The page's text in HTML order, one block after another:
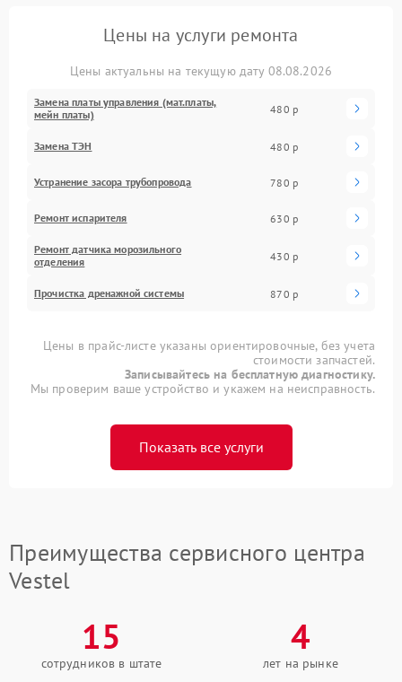
Цены на услуги ремонта
Цены актуальны на текущую дату 08.08.2026
Замена платы управления (мат.платы,
мейн платы)
480 р
Замена ТЭН 480 р
Устранение засора трубопровода 780 р
Ремонт испарителя 630 р
Ремонт датчика морозильного
отделения
430 р
Прочистка дренажной системы 870 р
Цены в прайс-листе указаны ориентировочные, без учета
стоимости запчастей.
Записывайтесь на бесплатную диагностику.
Мы проверим ваше устройство и укажем на неисправность.
Показать все услуги
Преимущества сервисного центра
Vestel
15
сотрудников в штате
4
лет на рынке